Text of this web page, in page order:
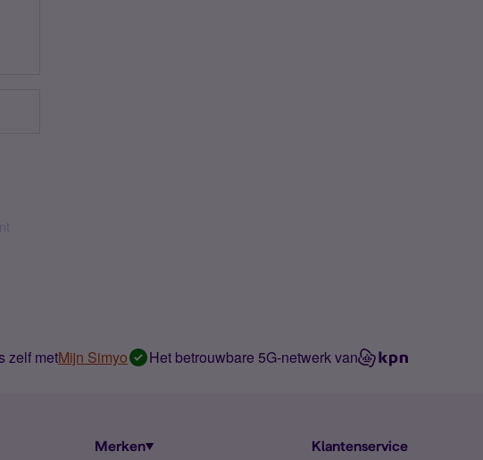
zelf metMijn Simyo Het betrouwbare 5G-netwerk van
Merken Klantenservice